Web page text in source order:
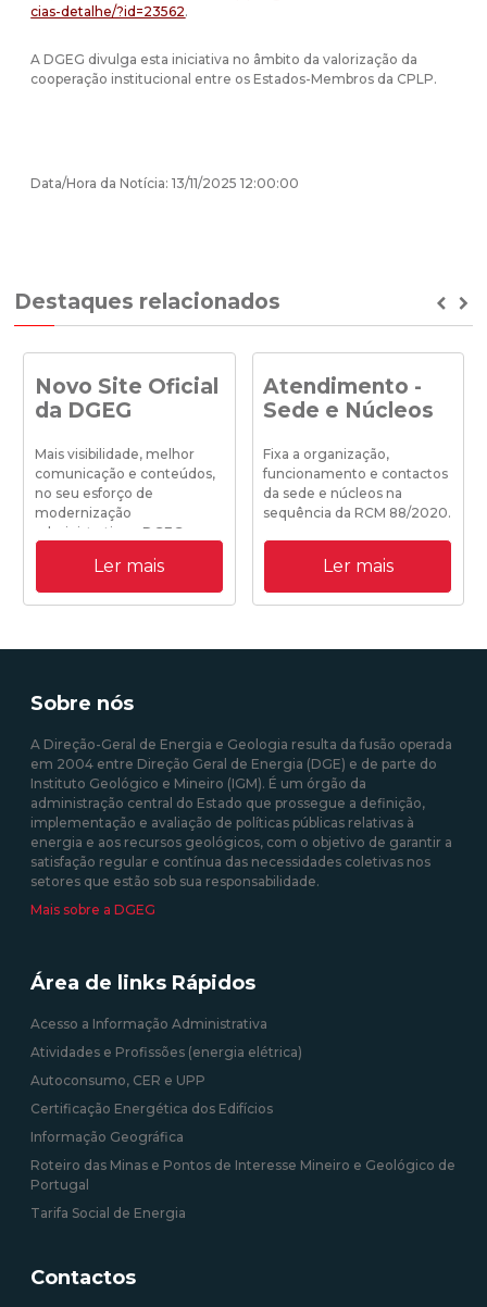
cias-detalhe/?id=23562.
A DGEG divulga esta iniciativa no âmbito da valorização da
cooperação institucional entre os Estados-Membros da CPLP.
Data/Hora da Notícia: 13/11/2025 12:00:00
Destaques relacionados
Novo Site Oficial
da DGEG
Mais visibilidade, melhor
comunicação e conteúdos,
no seu esforço de
modernização
administrativa a DGEG
institucional.
31/08/2020 09:00:00
Ler mais
Atendimento -
Sede e Núcleos
Fixa a organização,
funcionamento e contactos
da sede e núcleos na
sequência da RCM 88/2020.
19/10/2020 18:25:00
Ler mais
Sobre nós
A Direção-Geral de Energia e Geologia resulta da fusão operada
em 2004 entre Direção Geral de Energia (DGE) e de parte do
Instituto Geológico e Mineiro (IGM). É um órgão da
administração central do Estado que prossegue a definição,
implementação e avaliação de políticas públicas relativas à
energia e aos recursos geológicos, com o objetivo de garantir a
satisfação regular e contínua das necessidades coletivas nos
setores que estão sob sua responsabilidade.
Mais sobre a DGEG
Área de links Rápidos
Acesso a Informação Administrativa
Atividades e Profissões (energia elétrica)
Autoconsumo, CER e UPP
Certificação Energética dos Edifícios
Informação Geográfica
Roteiro das Minas e Pontos de Interesse Mineiro e Geológico de
Portugal
Tarifa Social de Energia
Contactos